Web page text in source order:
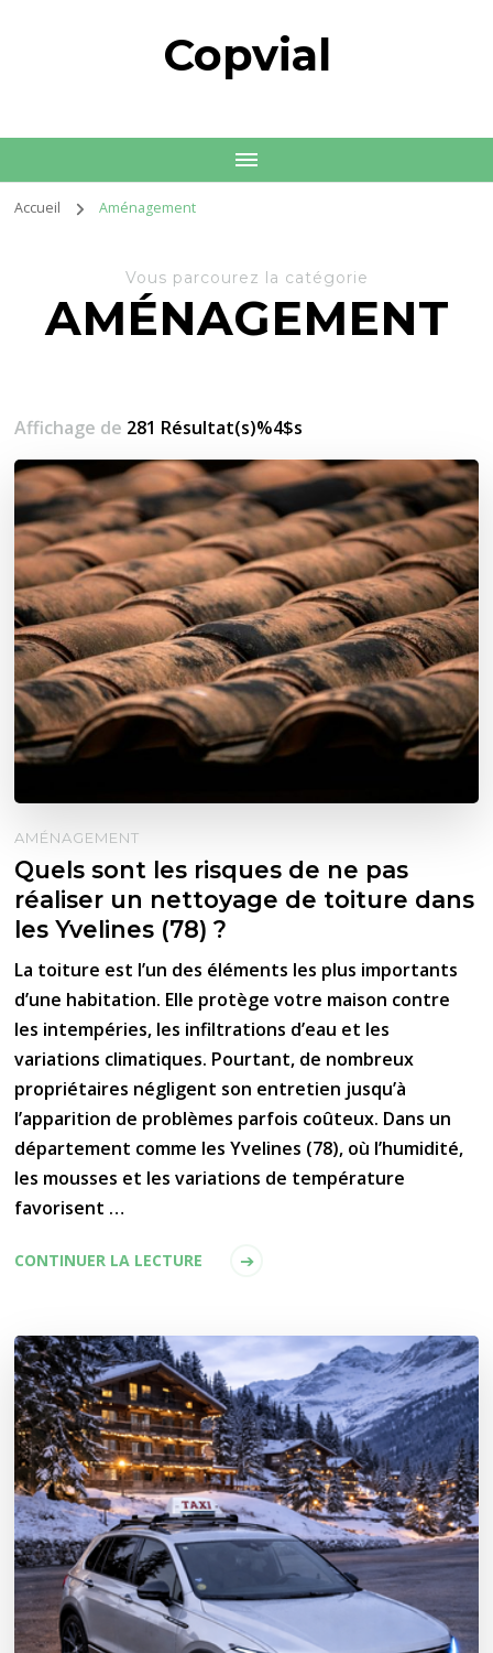
Copvial
Accueil Aménagement
Vous parcourez la catégorie
AMÉNAGEMENT
Affichage de 281 Résultat(s)%4$s
AMÉNAGEMENT
Quels sont les risques de ne pas
réaliser un nettoyage de toiture dans
les Yvelines (78) ?
La toiture est l’un des éléments les plus importants
d’une habitation. Elle protège votre maison contre
les intempéries, les infiltrations d’eau et les
variations climatiques. Pourtant, de nombreux
propriétaires négligent son entretien jusqu’à
l’apparition de problèmes parfois coûteux. Dans un
département comme les Yvelines (78), où l’humidité,
les mousses et les variations de température
favorisent …
CONTINUER LA LECTURE